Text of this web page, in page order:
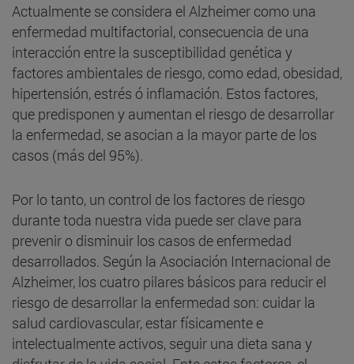
Actualmente se considera el Alzheimer como una
enfermedad multifactorial, consecuencia de una
interacción entre la susceptibilidad genética y
factores ambientales de riesgo, como edad, obesidad,
hipertensión, estrés ó inflamación. Estos factores,
que predisponen y aumentan el riesgo de desarrollar
la enfermedad, se asocian a la mayor parte de los
casos (más del 95%).
Por lo tanto, un control de los factores de riesgo
durante toda nuestra vida puede ser clave para
prevenir o disminuir los casos de enfermedad
desarrollados. Según la Asociación Internacional de
Alzheimer, los cuatro pilares básicos para reducir el
riesgo de desarrollar la enfermedad son: cuidar la
salud cardiovascular, estar físicamente e
intelectualmente activos, seguir una dieta sana y